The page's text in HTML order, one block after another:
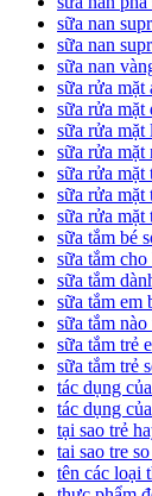
sữa nan
sữa nan
sữa nan
sữa rửa mặt
sữa rửa mặt
sữa rửa mặt
sữa rửa mặt
sữa rửa mặt
sữa rửa mặt
sữa rửa mặt
sữa tắm bé
sữa tắm
sữa tắm
sữa tắm em
sữa tắm
sữa tắm trẻ
sữa tắm trẻ
tác dụng
tác dụng
tại sao trẻ
tai sao tre
tên các loại